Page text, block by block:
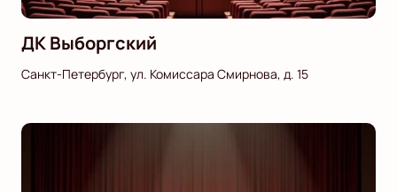
ДК Выборгский
Санкт-Петербург, ул. Комиссара Смирнова, д. 15